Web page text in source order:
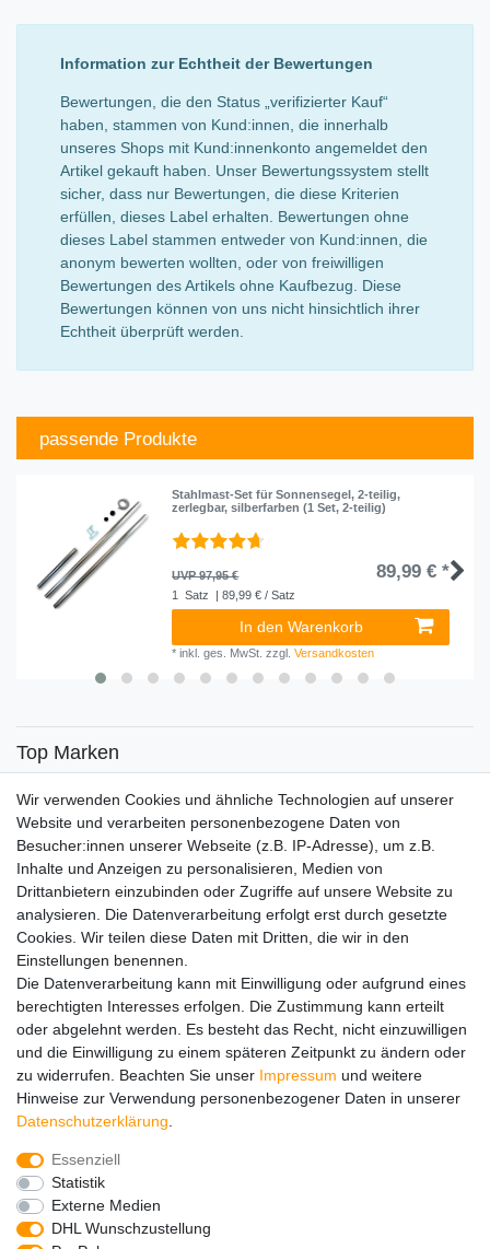
Information zur Echtheit der Bewertungen
Bewertungen, die den Status „verifizierter Kauf“
haben, stammen von Kund:innen, die innerhalb
unseres Shops mit Kund:innenkonto angemeldet den
Artikel gekauft haben. Unser Bewertungssystem stellt
sicher, dass nur Bewertungen, die diese Kriterien
erfüllen, dieses Label erhalten. Bewertungen ohne
dieses Label stammen entweder von Kund:innen, die
anonym bewerten wollten, oder von freiwilligen
Bewertungen des Artikels ohne Kaufbezug. Diese
Bewertungen können von uns nicht hinsichtlich ihrer
Echtheit überprüft werden.
passende Produkte
Stahlmast-Set für Sonnensegel, 2-teilig,
zerlegbar, silberfarben (1 Set, 2-teilig)
UVP 97,95 € 89,99 € *
1 Satz | 89,99 € / Satz
In den Warenkorb
*inkl. ges. MwSt. zzgl.Versandkosten
Top Marken
Top Themen
Adventskalender
Service
Versandinfos
FAQ
Ersatzteile
Registrieren
Wir versenden mit
Impressum
Barrierefreiheitserklärung
Wir verwenden Cookies und ähnliche Technologien auf unserer
Website und verarbeiten personenbezogene Daten von
Besucher:innen unserer Webseite (z.B. IP-Adresse), um z.B.
Inhalte und Anzeigen zu personalisieren, Medien von
Drittanbietern einzubinden oder Zugriffe auf unsere Website zu
analysieren. Die Datenverarbeitung erfolgt erst durch gesetzte
Cookies. Wir teilen diese Daten mit Dritten, die wir in den
Einstellungen benennen.
Die Datenverarbeitung kann mit Einwilligung oder aufgrund eines
berechtigten Interesses erfolgen. Die Zustimmung kann erteilt
oder abgelehnt werden. Es besteht das Recht, nicht einzuwilligen
und die Einwilligung zu einem späteren Zeitpunkt zu ändern oder
zu widerrufen. Beachten Sie unser Impressum und weitere
Hinweise zur Verwendung personenbezogener Daten in unserer
Daten­schutz­erklärung
Essenziell
Statistik
Externe Medien
DHL Wunschzustellung